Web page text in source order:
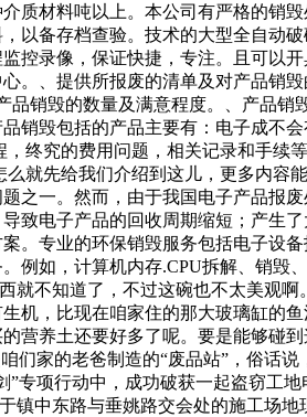
质材料吨以上。本公司有严格的销
以备存档查验。技术的大型全自动
控录像，保证快捷，专注。且可以
。、提供所报废的清单及对产品销
销毁的数量及满意程度。、产品销
销毁包括的产品主要有：电子成不
终究的费用问题，相关记录和手续
就先给我们介绍到这儿，更多内容
之一。然而，由于我国电子产品报
致电子产品的回收周期缩短；产生
。专业的环保销毁服务包括电子设
例如，计算机内存.CPU拆解、销毁
就不知道了，不过这碗也不太美观
机，比现在咱家住的那大玻璃缸的
营养土还要好多了呢。要是能够碰
们家的老爸制造的“废品站”，俗话
专项行动中，成功破获一起盗窃工
中东路与垂姚路交会处的施工场